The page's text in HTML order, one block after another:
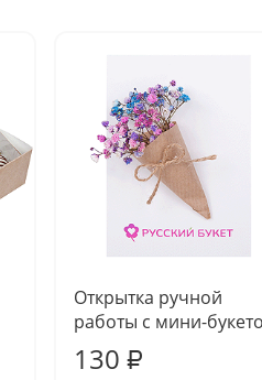
Открытка ручной
работы с мини-
130 ₽